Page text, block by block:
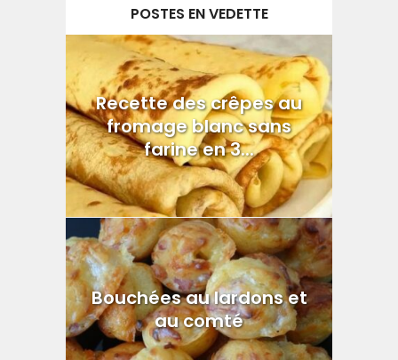
POSTES EN VEDETTE
Recette des crêpes au
fromage blanc sans
farine en 3...
Bouchées au lardons et
au comté